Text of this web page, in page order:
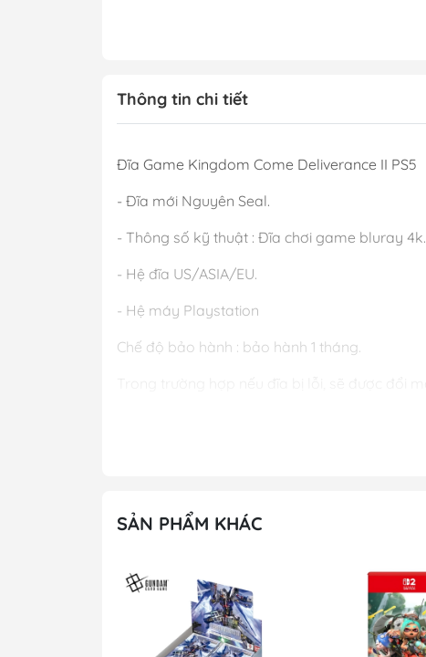
Thông tin chi tiết
Đĩa Game Kingdom Come Deliverance II PS5
- Đĩa mới Nguyên Seal.
- Thông số kỹ thuật : Đĩa chơi game bluray 4k.
- Hệ đĩa US/ASIA/EU.
- Hệ máy Playstation
Chế độ bảo hành : bảo hành 1 tháng.
SẢN PHẨM KHÁC